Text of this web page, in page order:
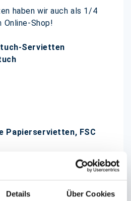
Details Über Cookies
haben wir auch als 1/4
Online-Shop!
Servietten
Papierservietten, FSC
sind in der Gastronomie